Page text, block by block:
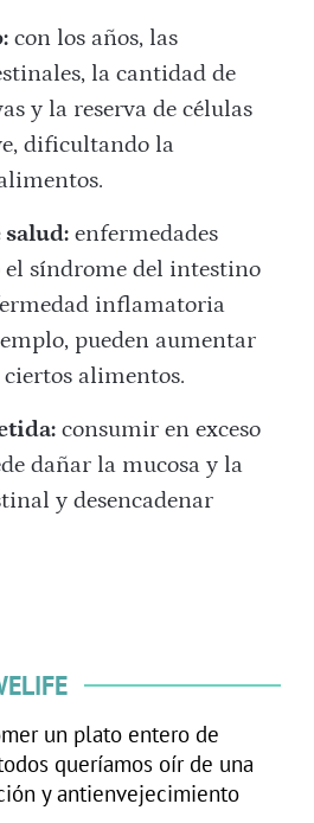
con los años, las
la cantidad de
y la reserva de células
dificultando la
enfermedades
el síndrome del intestino
inflamatoria
pueden aumentar
alimentos.
consumir en exceso
dañar la mucosa y la
y desencadenar
un plato entero de
queríamos oír de una
y antienvejecimiento